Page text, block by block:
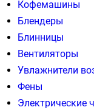
Кофемашины
Блендеры
Блинницы
Вентиляторы
Увлажнители
Фены
Электрические